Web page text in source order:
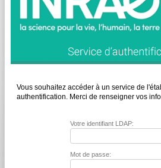
Vous souhaitez accéder à un service de
authentification. Merci de renseigner vos
Votre identifiant LDAP:
Mot de passe: